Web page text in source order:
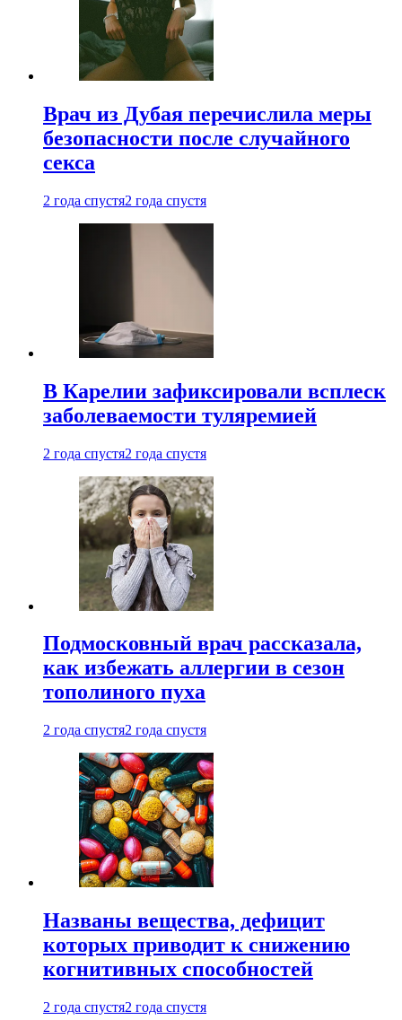
Врач из Дубая перечислила меры
безопасности после случайного
секса
2 года спустя2 года спустя
В Карелии зафиксировали всплеск
заболеваемости туляремией
2 года спустя2 года спустя
Подмосковный врач рассказала,
как избежать аллергии в сезон
тополиного пуха
2 года спустя2 года спустя
Названы вещества, дефицит
которых приводит к снижению
когнитивных способностей
2 года спустя2 года спустя